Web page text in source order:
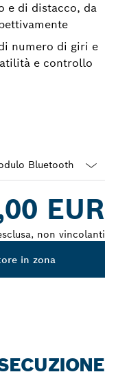
e di distacco, da
numero di giri e
e controllo
EUR
non vincolanti
in zona